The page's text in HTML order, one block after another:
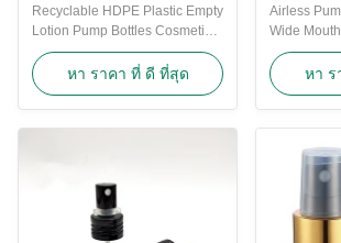
Recyclable HDPE Plastic Empty
Lotion Pump Bottles Cosmetic
Pump Bottles For Girl Women
This fantastic creative Bowknot
shoulder sleeve design and
"dress skirt" shape is sure to
make your products attractive
Lotion Bottle is a great
dispenser ...
หา ราคา ที่ ดี ที่สุด
Airless
Wide
Bottle
Bottle Our
bottles are
price .
and
pumps .
and
หา ร